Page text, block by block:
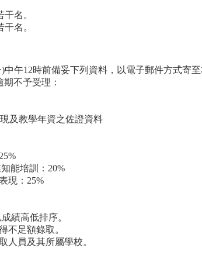
名。
名。
中午12時前備妥下列資料，以電子郵件方式寄
期不予受理：
及教學年資之佐證資料
能培訓：20%
現：25%
績高低排序。
不足額錄取。
人員及其所屬學校。